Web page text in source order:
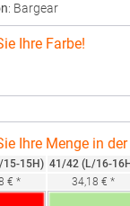
: Bargear
Ihre Farbe!
Ihre Menge in
15H)
€ *
41/42 (L/16-
34,18 € *